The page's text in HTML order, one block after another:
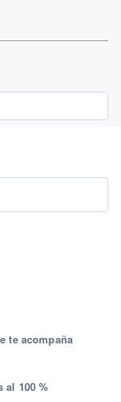
te acompaña
al 100 %